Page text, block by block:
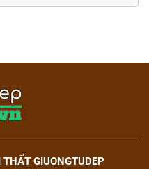
GIUONGTUDEP